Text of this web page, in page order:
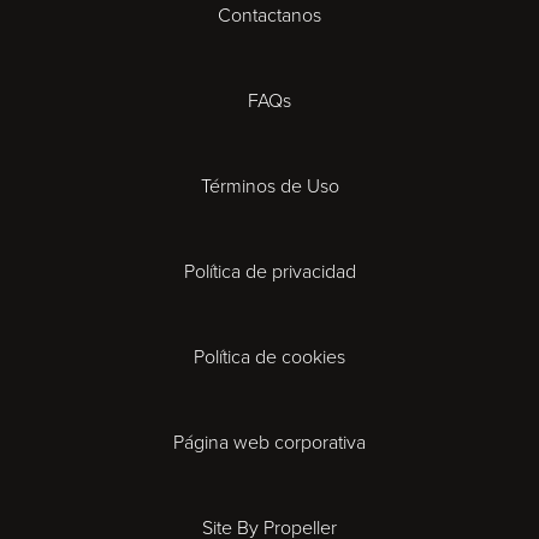
Cardiff
Gloucester
Ipswich
Contactanos
FAQs
Términos de Uso
Política de privacidad
Política de cookies
Página web corporativa
Site By Propeller